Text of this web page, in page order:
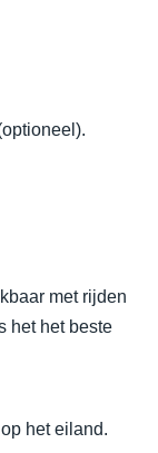
met rijden
het het beste
het eiland.